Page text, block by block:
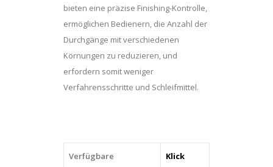
bieten eine präzise Finishing-Kontrolle,
ermöglichen Bedienern, die Anzahl der
Durchgänge mit verschiedenen
Körnungen zu reduzieren, und
erfordern somit weniger
Verfahrensschritte und Schleifmittel.
Verfügbare
Klick